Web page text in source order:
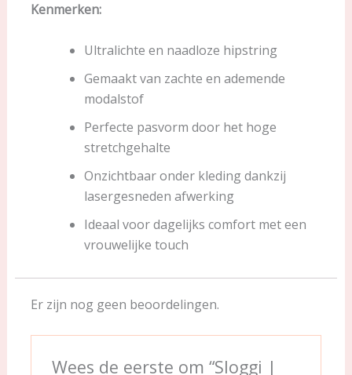
Kenmerken:
Ultralichte en naadloze hipstring
Gemaakt van zachte en ademende
modalstof
Perfecte pasvorm door het hoge
stretchgehalte
Onzichtbaar onder kleding dankzij
lasergesneden afwerking
Ideaal voor dagelijks comfort met een
vrouwelijke touch
Er zijn nog geen beoordelingen.
Wees de eerste om “Sloggi |